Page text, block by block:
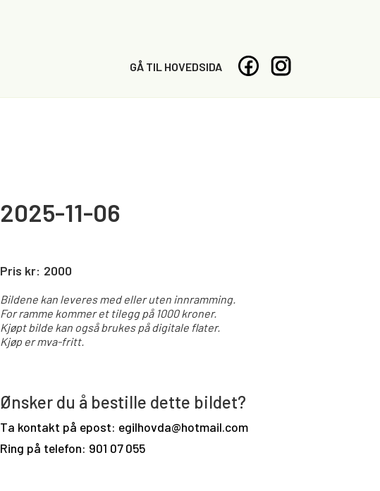
GÅ TIL HOVEDSIDA
2025-11-06
Pris kr: 2000
Bildene kan leveres med eller uten innramming.
For ramme kommer et tilegg på 1000 kroner.
Kjøpt bilde kan også brukes på digitale flater.
Kjøp er mva-fritt.
Ønsker du å bestille dette bildet?
Ta kontakt på epost: egilhovda@hotmail.com
Ring på telefon: 901 07 055